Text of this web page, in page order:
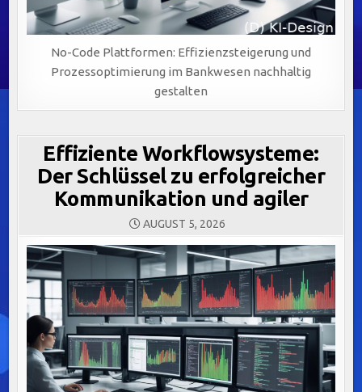
No-Code Plattformen: Effizienzsteigerung und
Prozessoptimierung im Bankwesen nachhaltig
gestalten
Effiziente Workflowsysteme:
Der Schlüssel zu erfolgreicher
Kommunikation und agiler
AUGUST 5, 2026